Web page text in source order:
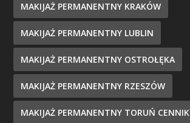
MAKIJAŻ PERMANENTNY KRAKÓW
MAKIJAŻ PERMANENTNY LUBLIN
MAKIJAŻ PERMANENTNY OSTROŁĘKA
MAKIJAŻ PERMANENTNY RZESZÓW
MAKIJAŻ PERMANENTNY TORUŃ CENNIK